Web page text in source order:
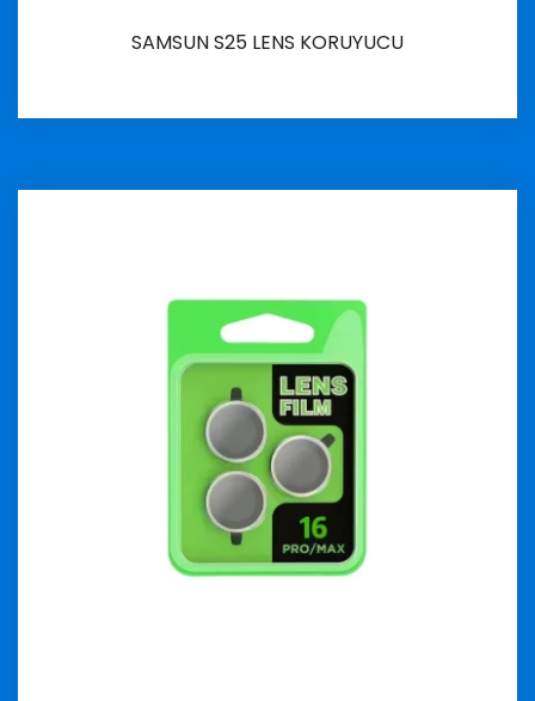
SAMSUN S25 LENS KORUYUCU